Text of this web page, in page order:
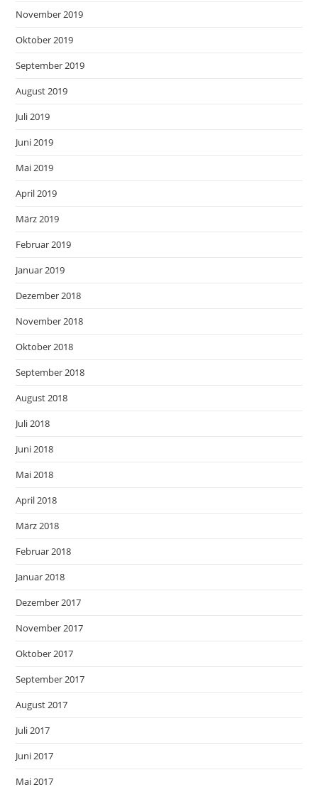
November 2019
Oktober 2019
September 2019
August 2019
Juli 2019
Juni 2019
Mai 2019
April 2019
März 2019
Februar 2019
Januar 2019
Dezember 2018
November 2018
Oktober 2018
September 2018
August 2018
Juli 2018
Juni 2018
Mai 2018
April 2018
März 2018
Februar 2018
Januar 2018
Dezember 2017
November 2017
Oktober 2017
September 2017
August 2017
Juli 2017
Juni 2017
Mai 2017